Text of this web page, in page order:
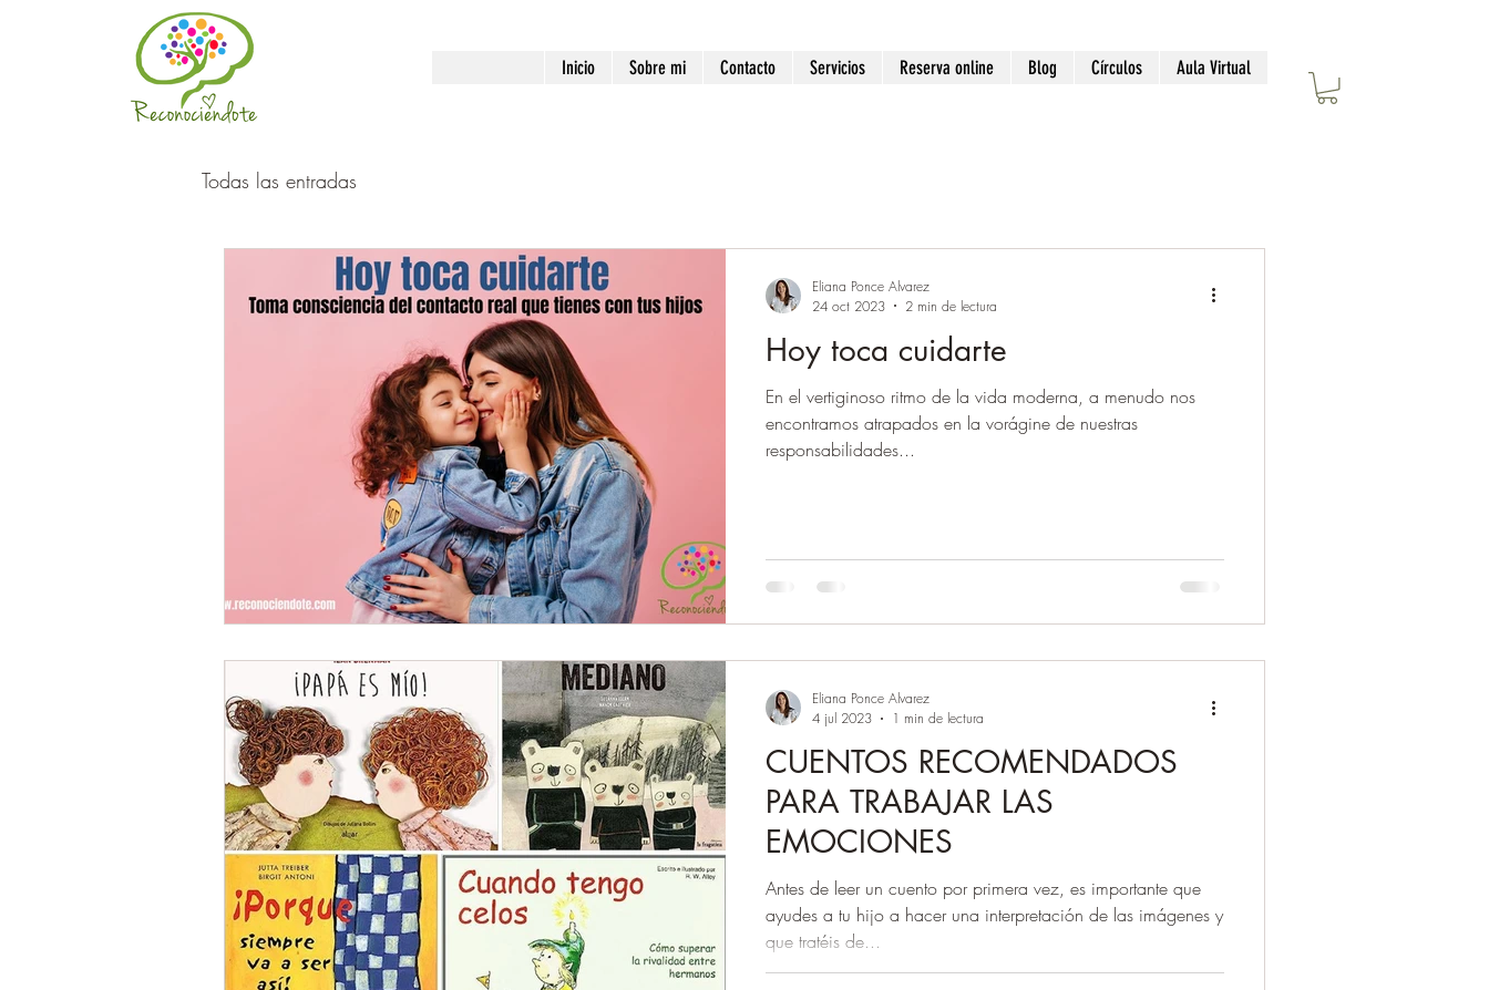
Inicio Sobre mi Contacto Servicios Reserva online Blog Círculos Aula Virtual
Todas las entradas
Hoy toca cuidarte
En el vertiginoso ritmo de la vida moderna, a menudo nos
encontramos atrapados en la vorágine de nuestras
responsabilidades...
Eliana Ponce Alvarez
24 oct 2023
2 min de lectura
CUENTOS RECOMENDADOS
PARA TRABAJAR LAS
EMOCIONES
Antes de leer un cuento por primera vez, es importante que
ayudes a tu hijo a hacer una interpretación de las imágenes y
que tratéis de...
Eliana Ponce Alvarez
4 jul 2023
1 min de lectura